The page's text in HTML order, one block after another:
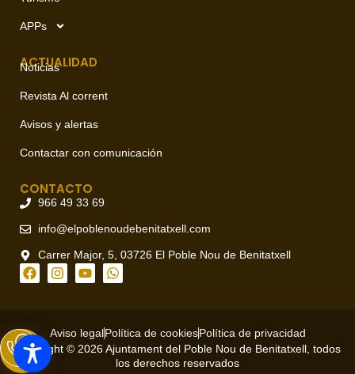
APPs
ACTUALIDAD
Noticias
Revista Al corrent
Avisos y alertas
Contactar con comunicación
CONTACTO
966 49 33 69
info@elpoblenoudebenitatxell.com
Carrer Major, 5, 03726 El Poble Nou de Benitatxell
Aviso legalPolítica de cookiesPolítica de privacidad
Copyright © 2026 Ajuntament del Poble Nou de Benitatxell, todos
los derechos reservados